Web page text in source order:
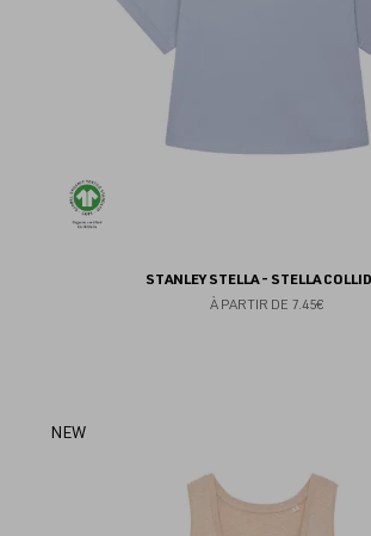
STANLEY STELLA - STELLA
À PARTIR DE 7.45€
NEW